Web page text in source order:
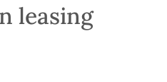
leasing